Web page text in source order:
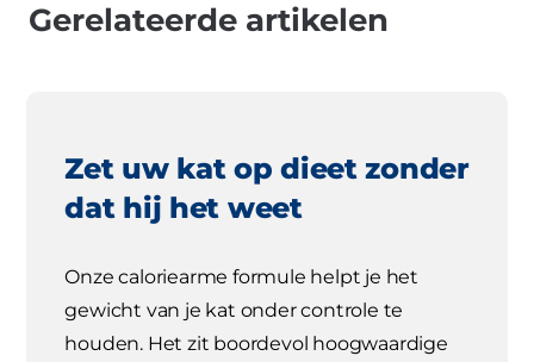
Gerelateerde artikelen
Zet uw kat op dieet zonder
dat hij het weet
Onze caloriearme formule helpt je het
gewicht van je kat onder controle te
houden. Het zit boordevol hoogwaardige